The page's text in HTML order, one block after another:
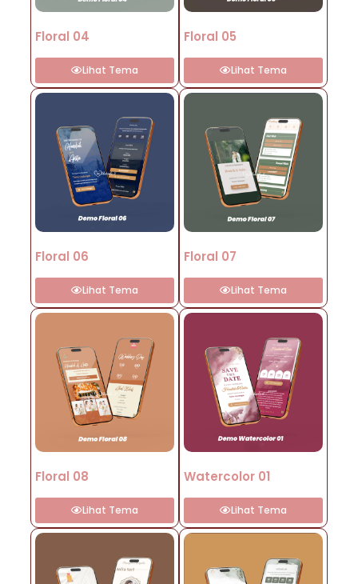
Floral 04
Lihat Tema
Floral 05
Lihat Tema
Floral 06
Lihat Tema
Floral 07
Lihat Tema
Floral 08
Lihat Tema
Watercolor 01
Lihat Tema